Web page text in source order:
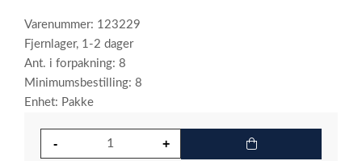
Varenummer: 123229
Fjernlager, 1-2 dager
Ant. i forpakning: 8
Minimumsbestilling: 8
Enhet: Pakke